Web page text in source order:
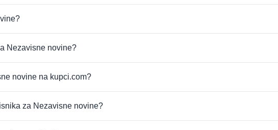
Nezavisne novine?
novine na kupci.com?
za Nezavisne novine?